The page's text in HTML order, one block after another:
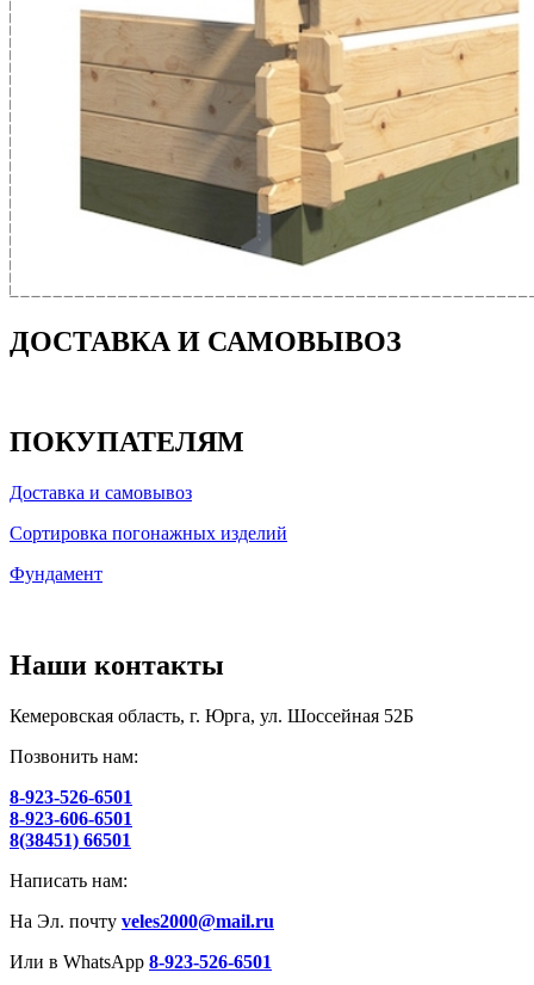
ДОСТАВКА И САМОВЫВОЗ
ПОКУПАТЕЛЯМ
Доставка и самовывоз
Сортировка погонажных изделий
Фундамент
Наши контакты
Кемеровская область, г. Юрга, ул. Шоссейная 52Б
Позвонить нам:
8-923-526-6501
8-923-606-6501
8(38451) 66501
Написать нам:
На Эл. почту veles2000@mail.ru
Или в WhatsApp 8-923-526-6501